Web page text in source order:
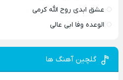
عشق ابدی روح الله کرمی
الوعده وفا ابی عالی
گلچین آهنگ ها